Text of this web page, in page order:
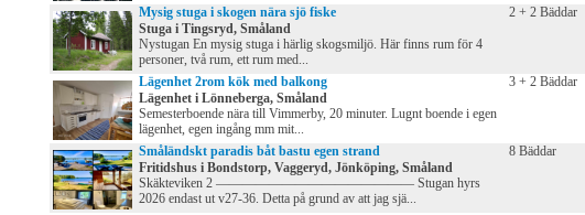
Mysig stuga i skogen nära sjö fiske
Stuga i Tingsryd, Småland
Nystugan En mysig stuga i härlig skogsmiljö. Här finns rum för 4
personer, två rum, ett rum med...
2 + 2 Bäddar
Lägenhet 2rom kök med balkong
Lägenhet i Lönneberga, Småland
Semesterboende nära till Vimmerby, 20 minuter. Lugnt boende i egen
lägenhet, egen ingång mm mit...
3 + 2 Bäddar
Småländskt paradis båt bastu egen strand
Fritidshus i Bondstorp, Vaggeryd, Jönköping, Småland
Skäkteviken 2 ——————————————— Stugan hyrs
2026 endast ut v27-36. Detta på grund av att jag sjä...
8 Bäddar